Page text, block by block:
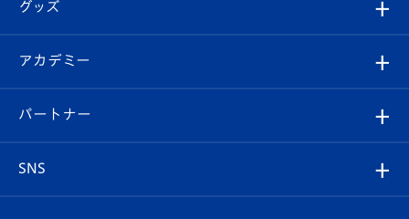
チケット
イベント
メディア
ホームタウン
スタッフプロフィール
マスコット紹介
Revive Team
ヴィヴィくんの長崎おもてなしガイド
フォトギャラリー
スタジアムグルメ
V-LOVERS（ファンクラブ）
プレイヤーズスイート
グッズ
オンラインショップ
店舗情報
アカデミー
育成からのお知らせ
U-18
パートナー
SNS